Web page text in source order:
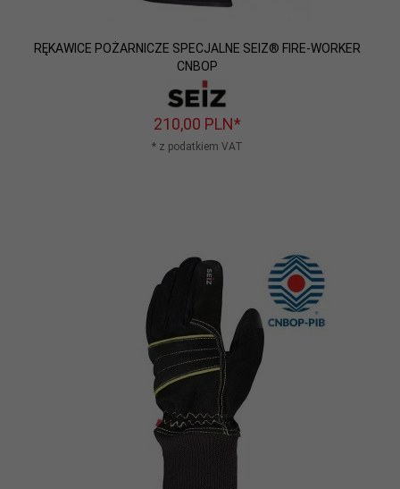
RĘKAWICE POŻARNICZE SPECJALNE SEIZ® FIRE-WORKER
CNBOP
210,00 PLN*
* z podatkiem VAT